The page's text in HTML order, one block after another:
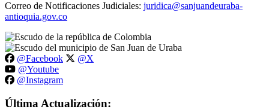
Correo de Notificaciones Judiciales: juridica@sanjuandeuraba-
antioquia.gov.co
@Facebook
@X
@Youtube
@Instagram
Última Actualización: